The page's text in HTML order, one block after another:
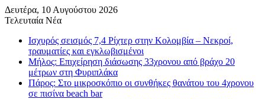
Δευτέρα, 10 Αυγούστου 2026
Τελευταία Νέα
Ισχυρός σεισμός 7,4 Ρίχτερ στην Κολομβία – Νεκροί,
τραυματίες και εγκλωβισμένοι
Μήλος: Επιχείρηση διάσωσης 33χρονου από βράχο 20
μέτρων στη Φυριπλάκα
Πάρος: Στο μικροσκόπιο οι συνθήκες θανάτου του 4χρονου
σε πισίνα beach bar